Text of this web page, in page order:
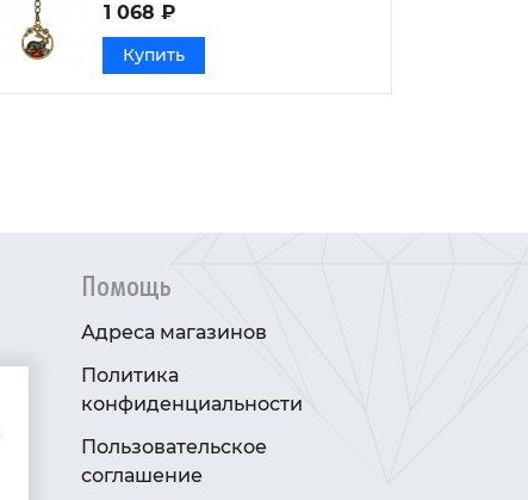
1 068 ₽
Купить
Помощь
Адреса магазинов
Политика
конфиденциальности
Пользовательское
соглашение